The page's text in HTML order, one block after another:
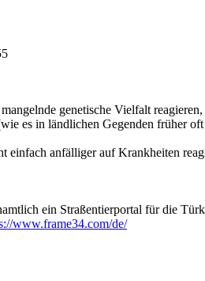
genetische Vielfalt
es in ländlichen Gegenden früher
einfach anfälliger auf Krankheiten
ein Straßentierportal für die
www.frame34.com/de/